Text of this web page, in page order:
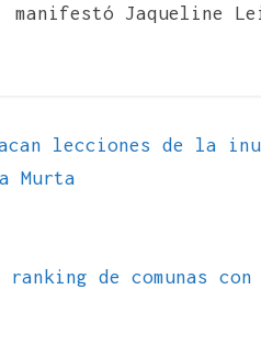
manifestó Jaqueline
lecciones de la
Murta
de comunas